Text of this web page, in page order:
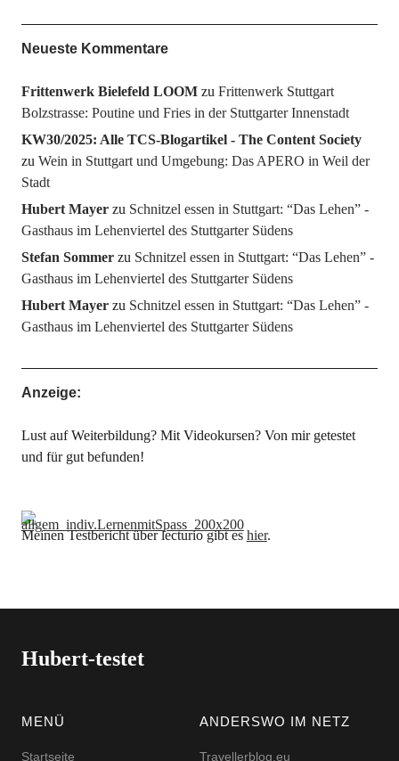
Neueste Kommentare
Frittenwerk Bielefeld LOOMzu Frittenwerk Stuttgart
Bolzstrasse: Poutine und Fries in der Stuttgarter Innenstadt
KW30/2025: Alle TCS-Blogartikel - The Content Society
zu Wein in Stuttgart und Umgebung: Das APERO in Weil der
Stadt
Hubert Mayerzu Schnitzel essen in Stuttgart: “Das Lehen” -
Gasthaus im Lehenviertel des Stuttgarter Südens
Stefan Sommerzu Schnitzel essen in Stuttgart: “Das Lehen” -
Gasthaus im Lehenviertel des Stuttgarter Südens
Hubert Mayerzu Schnitzel essen in Stuttgart: “Das Lehen” -
Gasthaus im Lehenviertel des Stuttgarter Südens
Anzeige:
Lust auf Weiterbildung? Mit Videokursen? Von mir getestet
und für gut befunden!
Meinen Testbericht über lecturio gibt eshier.
Hubert-testet
MENÜ
Startseite
ANDERSWO IM NETZ
Travellerblog.eu